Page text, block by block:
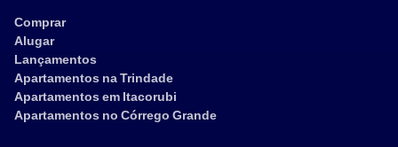
Comprar
Alugar
Lançamentos
Apartamentos na Trindade
Apartamentos em Itacorubi
Apartamentos no Córrego Grande